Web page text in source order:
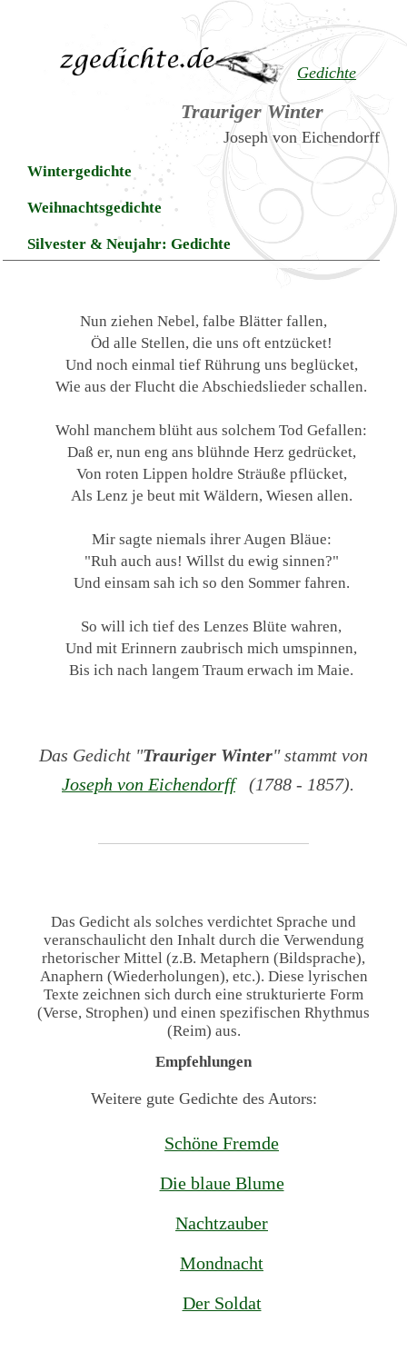
Gedichte
Trauriger Winter
Joseph von Eichendorff
Wintergedichte
Weihnachtsgedichte
Silvester & Neujahr: Gedichte
Nun ziehen Nebel, falbe Blätter fallen,
Öd alle Stellen, die uns oft entzücket!
Und noch einmal tief Rührung uns beglücket,
Wie aus der Flucht die Abschiedslieder schallen.
Wohl manchem blüht aus solchem Tod Gefallen:
Daß er, nun eng ans blühnde Herz gedrücket,
Von roten Lippen holdre Sträuße pflücket,
Als Lenz je beut mit Wäldern, Wiesen allen.
Mir sagte niemals ihrer Augen Bläue:
"Ruh auch aus! Willst du ewig sinnen?"
Und einsam sah ich so den Sommer fahren.
So will ich tief des Lenzes Blüte wahren,
Und mit Erinnern zaubrisch mich umspinnen,
Bis ich nach langem Traum erwach im Maie.
Das Gedicht "Trauriger Winter" stammt von
Joseph von Eichendorff(1788 - 1857).
Das Gedicht als solches verdichtet Sprache und
veranschaulicht den Inhalt durch die Verwendung
rhetorischer Mittel (z.B. Metaphern (Bildsprache),
Anaphern (Wiederholungen), etc.). Diese lyrischen
Texte zeichnen sich durch eine strukturierte Form
(Verse, Strophen) und einen spezifischen Rhythmus
(Reim) aus.
Empfehlungen
Weitere gute Gedichte des Autors:
Schöne Fremde
Die blaue Blume
Nachtzauber
Mondnacht
Der Soldat